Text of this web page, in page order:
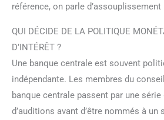
référence, on parle
QUI DÉCIDE DE LA POLITIQUE
D’INTÉRÊT ?
Une banque centrale est souvent
indépendante. Les membres du
banque centrale passent par une
d’auditions avant d’être nommés à un